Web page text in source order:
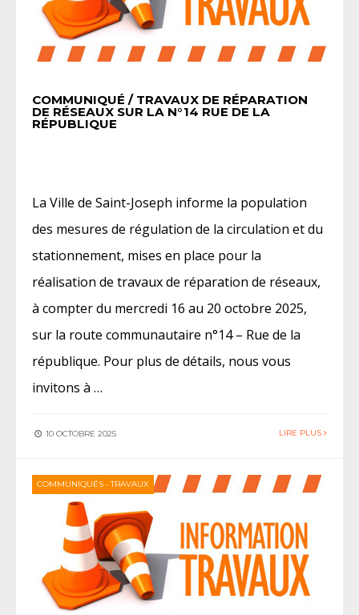
COMMUNIQUÉ / TRAVAUX DE RÉPARATION
DE RÉSEAUX SUR LA N°14 RUE DE LA
RÉPUBLIQUE
La Ville de Saint-Joseph informe la population
des mesures de régulation de la circulation et du
stationnement, mises en place pour la
réalisation de travaux de réparation de réseaux,
à compter du mercredi 16 au 20 octobre 2025,
sur la route communautaire n°14 – Rue de la
république. Pour plus de détails, nous vous
invitons à …
10 OCTOBRE 2025 LIRE PLUS
COMMUNIQUÉS •TRAVAUX